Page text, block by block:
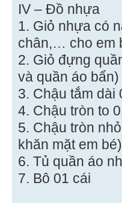
IV – Đồ nhựa
1. Giỏ nhựa có
chân,… cho em
2. Giỏ đựng
và quần áo bẩn)
3. Chậu tắm dài
4. Chậu tròn to
5. Chậu tròn
khăn mặt em bé)
6. Tủ quần áo
7. Bô 01 cái